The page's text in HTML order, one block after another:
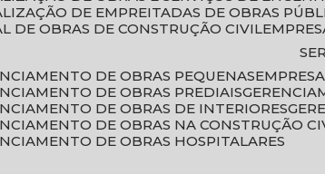
DE EMPREITADAS DE OBRAS
DE OBRAS DE CONSTRUÇÃO CIVIL
DE OBRAS PEQUENAS
DE OBRAS PREDIAIS
DE OBRAS DE INTERIORES
DE OBRAS NA CONSTRUÇÃO
DE OBRAS HOSPITALARES